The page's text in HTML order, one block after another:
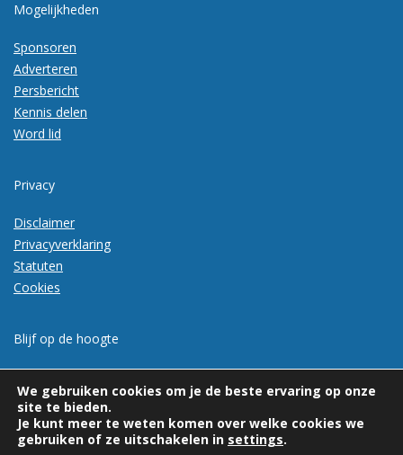
Mogelijkheden
Sponsoren
Adverteren
Persbericht
Kennis delen
Word lid
Privacy
Disclaimer
Privacyverklaring
Statuten
Cookies
Blijf op de hoogte
We gebruiken cookies om je de beste ervaring op onze
site te bieden.
Je kunt meer te weten komen over welke cookies we
gebruiken of ze uitschakelen in settings.